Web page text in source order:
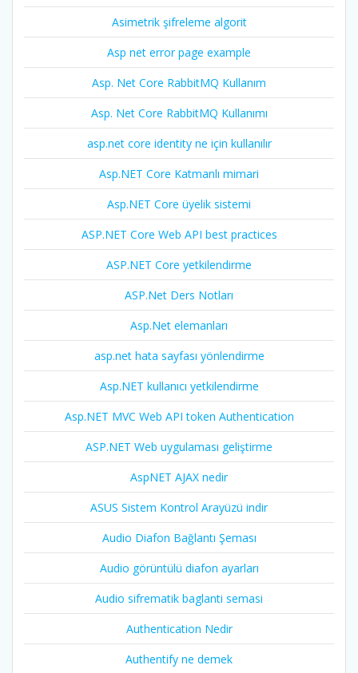
Asimetrik şifreleme algorit
Asp net error page example
Asp. Net Core RabbitMQ Kullanım
Asp. Net Core RabbitMQ Kullanımı
asp.net core identity ne için kullanılır
Asp.NET Core Katmanlı mimari
Asp.NET Core üyelik sistemi
ASP.NET Core Web API best practices
ASP.NET Core yetkilendirme
ASP.Net Ders Notları
Asp.Net elemanları
asp.net hata sayfası yönlendirme
Asp.NET kullanıcı yetkilendirme
Asp.NET MVC Web API token Authentication
ASP.NET Web uygulaması geliştirme
AspNET AJAX nedir
ASUS Sistem Kontrol Arayüzü indir
Audio Diafon Bağlantı Şeması
Audio görüntülü diafon ayarları
Audio sifrematik baglanti semasi
Authentication Nedir
Authentify ne demek